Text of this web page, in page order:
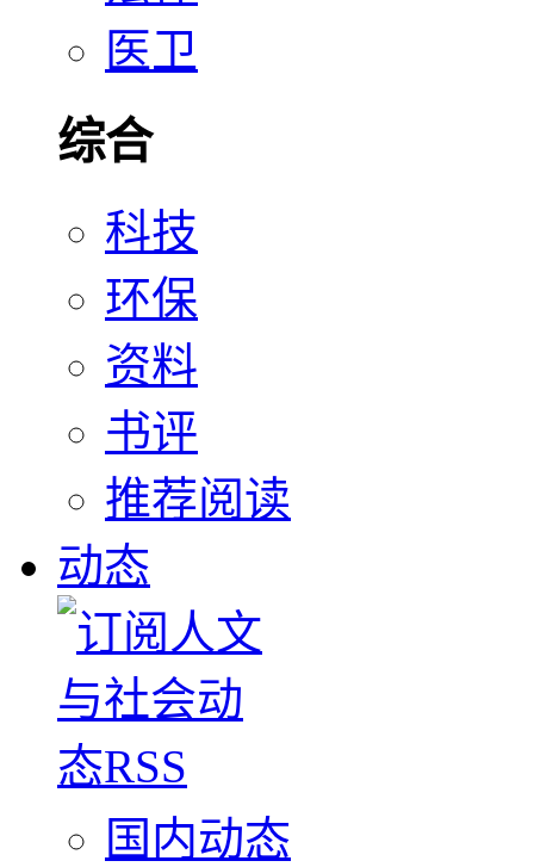
医卫
综合
科技
环保
资料
书评
推荐阅读
动态
国内动态